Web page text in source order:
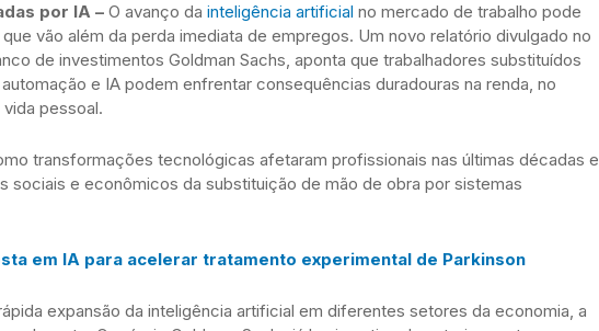
por IA – O avanço da inteligência artificial no mercado de trabalho pode
vão além da perda imediata de empregos. Um novo relatório divulgado no
de investimentos Goldman Sachs, aponta que trabalhadores substituídos
e IA podem enfrentar consequências duradouras na renda, no
pessoal.
transformações tecnológicas afetaram profissionais nas últimas décadas e
sociais e econômicos da substituição de mão de obra por sistemas
em IA para acelerar tratamento experimental de Parkinson
expansão da inteligência artificial em diferentes setores da economia, a